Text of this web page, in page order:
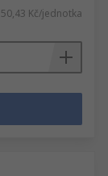
Kč/jednotka